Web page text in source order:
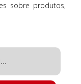
sobre produtos,